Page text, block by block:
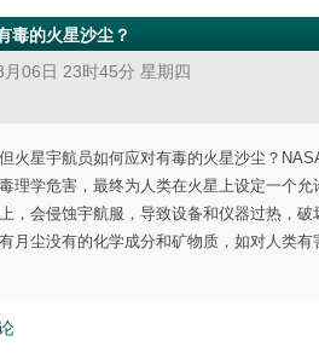
毒的火星沙尘？
06日 23时45分 星期四
火星宇航员如何应对有毒的火星沙尘？
理学危害，最终为人类在火星上设定一个
，会侵蚀宇航服，导致设备和仪器过热，
月尘没有的化学成分和矿物质，如对人类